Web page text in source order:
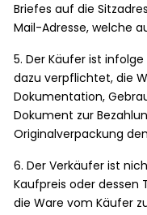
Briefes auf die
Mail-Adresse, welche
5. Der Käufer ist
dazu verpflichtet, die
Dokumentation,
Dokument zur
Originalverpackung
6. Der Verkäufer ist
Kaufpreis oder dessen
die Ware vom Käufer